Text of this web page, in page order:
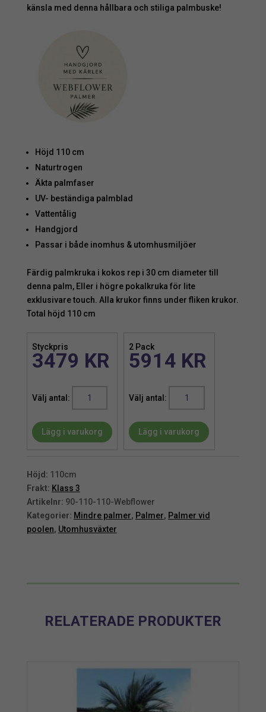
känsla med denna hållbara och stiliga palmbuske!
Höjd 110 cm
Naturtrogen
Äkta palmfaser
UV- beständiga palmblad
Vattentålig
Handgjord
Passar i både inomhus & utomhusmiljöer
Färdig palmkruka i kokos rep i 30 cm diameter till
denna palm, Eller i högre pokalkruka för lite
exklusivare touch. Alla krukor finns under fliken krukor.
Total höjd 110 cm
Styckpris
3479 KR
Areca
palmfaser
UV
110
cm
mängd
Lägg i varukorg
2 Pack
5914 KR
Areca
cm
Lägg i varukorg
Höjd: 110cm
Frakt: Klass 3
Artikelnr: 90-110-110-Webflower
Kategorier: Mindre palmer, Palmer, Palmer vid
poolen, Utomhusväxter
RELATERADE PRODUKTER